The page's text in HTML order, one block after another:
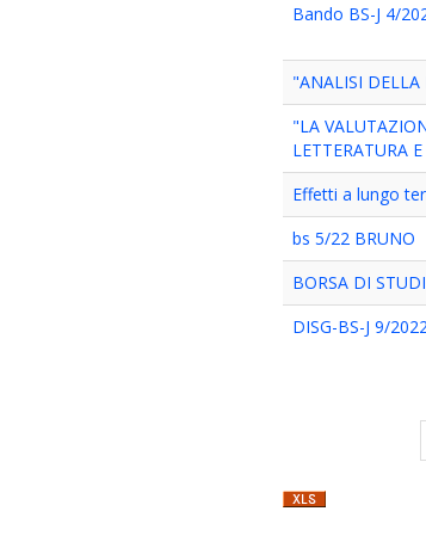
Bando BS-J 4/
"ANALISI DELLA
"LA
LETTERATURA
Effetti a lungo
bs 5/22 BRUNO
BORSA DI
DISG-BS-J 9/